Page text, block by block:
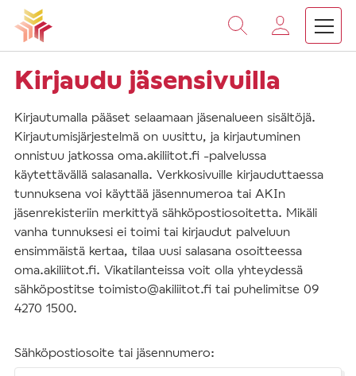
Vieritä
sisältöön
Kirjaudu jäsensivuilla
Kirjautumalla pääset selaamaan jäsenalueen sisältöjä.
Kirjautumisjärjestelmä on uusittu, ja kirjautuminen
onnistuu jatkossa oma.akiliitot.fi -palvelussa
käytettävällä salasanalla. Verkkosivuille kirjauduttaessa
tunnuksena voi käyttää jäsennumeroa tai AKIn
jäsenrekisteriin merkittyä sähköpostiosoitetta. Mikäli
vanha tunnuksesi ei toimi tai kirjaudut palveluun
ensimmäistä kertaa, tilaa uusi salasana osoitteessa
oma.akiliitot.fi. Vikatilanteissa voit olla yhteydessä
sähköpostitse toimisto@akiliitot.fi tai puhelimitse 09
4270 1500.
Sähköpostiosoite tai jäsennumero: